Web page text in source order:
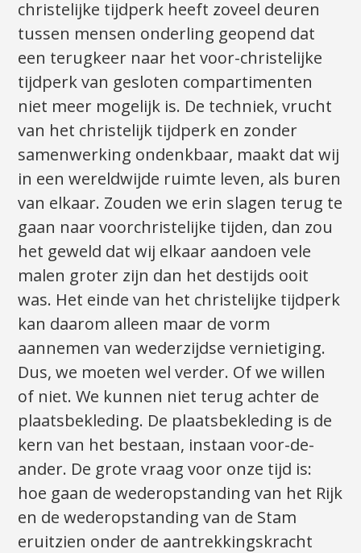
christelijke tijdperk heeft zoveel deuren
tussen mensen onderling geopend dat
een terugkeer naar het voor-christelijke
tijdperk van gesloten compartimenten
niet meer mogelijk is. De techniek, vrucht
van het christelijk tijdperk en zonder
samenwerking ondenkbaar, maakt dat wij
in een wereldwijde ruimte leven, als buren
van elkaar. Zouden we erin slagen terug te
gaan naar voorchristelijke tijden, dan zou
het geweld dat wij elkaar aandoen vele
malen groter zijn dan het destijds ooit
was. Het einde van het christelijke tijdperk
kan daarom alleen maar de vorm
aannemen van wederzijdse vernietiging.
Dus, we moeten wel verder. Of we willen
of niet. We kunnen niet terug achter de
plaatsbekleding. De plaatsbekleding is de
kern van het bestaan, instaan voor-de-
ander. De grote vraag voor onze tijd is:
hoe gaan de wederopstanding van het Rijk
en de wederopstanding van de Stam
eruitzien onder de aantrekkingskracht